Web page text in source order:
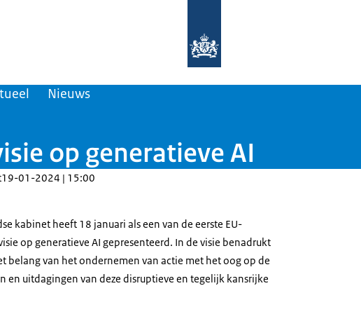
Nieuws
op generatieve AI
19-01-2024 | 15:00
kabinet heeft 18 januari als een van de eerste EU-
op generatieve AI gepresenteerd. In de visie benadrukt
belang van het ondernemen van actie met het oog op de
en uitdagingen van deze disruptieve en tegelijk kansrijke